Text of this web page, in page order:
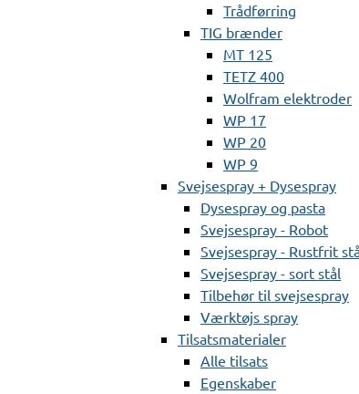
Trådførring
TIG brænder
MT 125
TETZ 400
Wolfram elektroder
WP 17
WP 20
WP 9
Svejsespray + Dysespray
Dysespray og pasta
Svejsespray - Robot
Svejsespray - Rustfrit
Svejsespray - sort stål
Tilbehør til svejsespray
Værktøjs spray
Tilsatsmaterialer
Alle tilsats
Egenskaber